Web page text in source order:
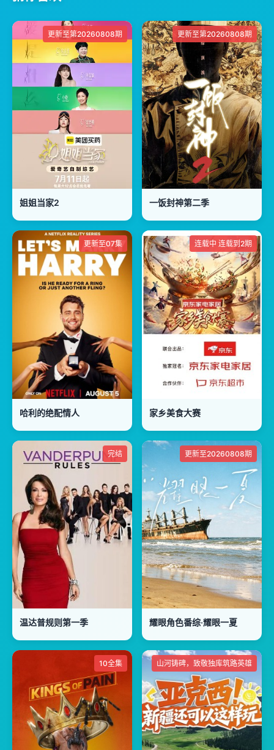
更新至第20260808期
姐姐当家2
更新至第20260808期
一饭封神第二季
更新至07集
哈利的绝配情人
连载中 连载到2期
家乡美食大赛
完结
温达普规则第一季
更新至20260808期
耀眼角色番综·耀眼一夏
10全集 山河铸碑，致敬独库筑路英雄